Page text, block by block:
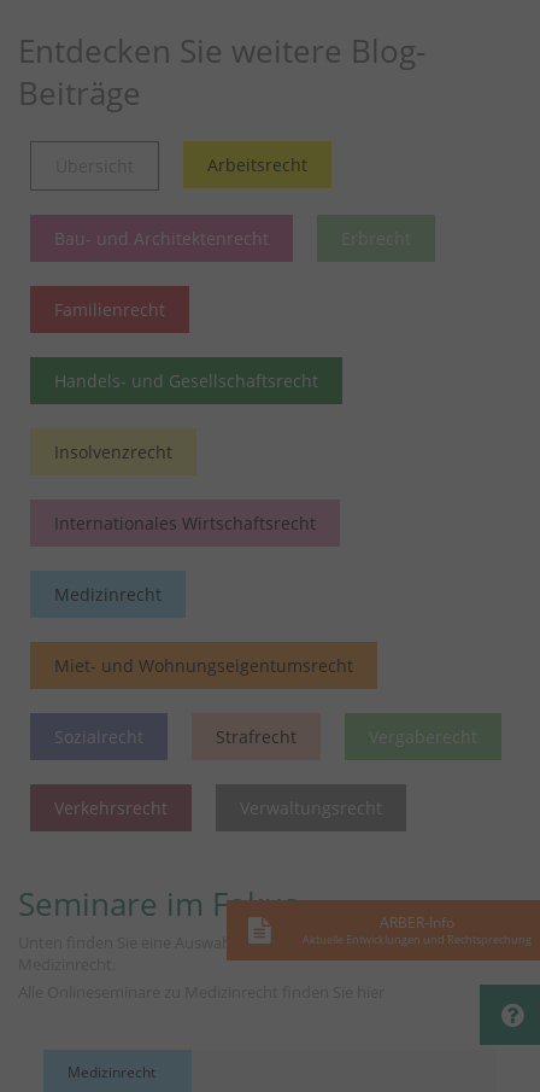
Entdecken Sie weitere Blog-
Beiträge
Arbeitsrecht
Bau- und Architektenrecht
Familienrecht
Handels- und Gesellschaftsrecht
Insolvenzrecht
Internationales Wirtschaftsrecht
Medizinrecht
Miet- und Wohnungseigentumsrecht
Sozialrecht Strafrecht Vergaberecht
Verkehrsrecht Verwaltungsrecht
Seminare im Fokus
Unten finden Sie eine Auswahl von Fortbildungen zum Rechtsgebiet
Medizinrecht
ARBER-Info
Aktuelle Entwicklungen und Rechtsprechung